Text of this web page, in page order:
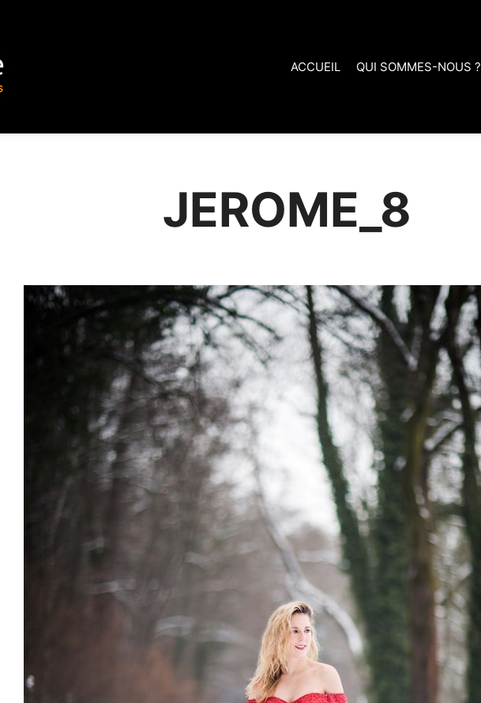
ACCUEIL QUI SOMMES-NOUS ?
JEROME_8